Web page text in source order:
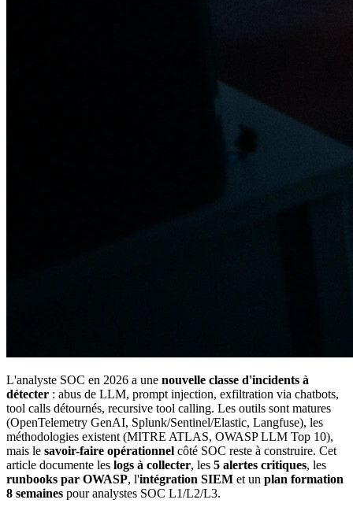
L'analyste SOC en 2026 a une nouvelle classe d'incidents à
détecter : abus de LLM, prompt injection, exfiltration via chatbots,
tool calls détournés, recursive tool calling. Les outils sont matures
(OpenTelemetry GenAI, Splunk/Sentinel/Elastic, Langfuse), les
méthodologies existent (MITRE ATLAS, OWASP LLM Top 10),
mais le savoir-faire opérationnel côté SOC reste à construire. Cet
article documente les logs à collecter, les 5 alertes critiques, les
runbooks par OWASP, l'intégration SIEM et un plan formation
8 semaines pour analystes SOC L1/L2/L3.